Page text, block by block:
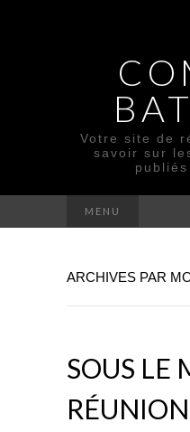
Votre site de
savoir sur
MENU
ARCHIVES PAR
SOUS LE